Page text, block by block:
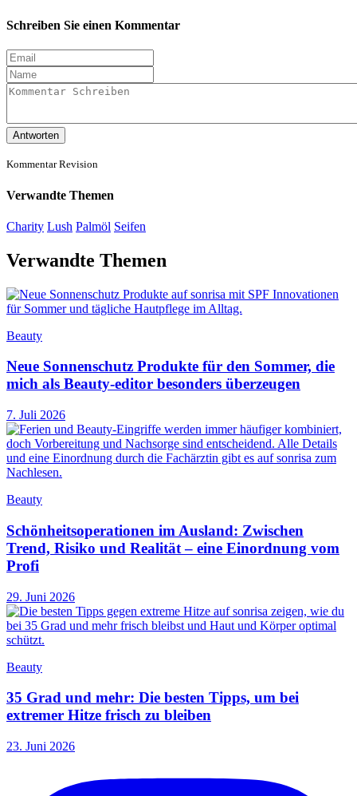
Schreiben Sie einen Kommentar
Antworten
Kommentar Revision
Verwandte Themen
Charity Lush Palmöl Seifen
Verwandte Themen
Beauty
Neue Sonnenschutz Produkte für den Sommer, die
mich als Beauty-editor besonders überzeugen
7. Juli 2026
Beauty
Schönheitsoperationen im Ausland: Zwischen
Trend, Risiko und Realität – eine Einordnung vom
Profi
29. Juni 2026
Beauty
35 Grad und mehr: Die besten Tipps, um bei
extremer Hitze frisch zu bleiben
23. Juni 2026